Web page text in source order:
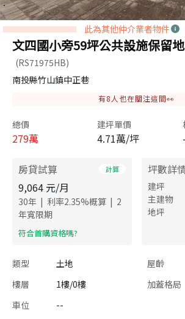
此為其他仲介業者物件
文四國小旁59坪公共設施保留地
(RS71975HB)
南投縣竹山鎮中正巷
有8 人也在關注這間👀
總價
279萬
建坪單價
4.71萬/坪
房貸試算 計算
9,064 元/月
30年 | 利率2.35%概算 | 2
年寬限期
​符合首購資格嗎?
坪數詳
建坪
主建物
地坪
類型 土地 屋齡
樓層
1樓/0樓 加蓋格局
車位
--